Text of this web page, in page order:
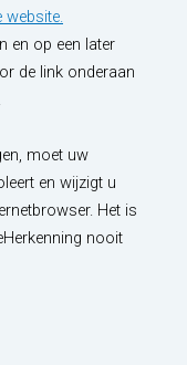
website.
en op een later
de link onderaan
moet uw
en wijzigt u
Het is
nooit